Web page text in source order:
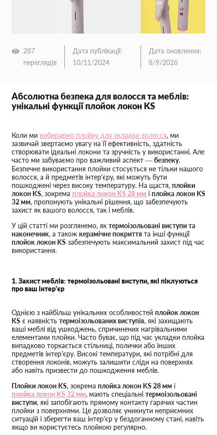
287
переглядів
Дата публікації:
10/11/2024
Дата оновлення:
8/9/2026
Абсолютна безпека для волосся та меблів:
унікальні функції плойок локон KS
Коли ми вибираємо плойку для укладки волосся, ми
зазвичай звертаємо увагу на її ефективність, здатність
створювати ідеальні локони та зручність у використанні. Але
часто ми забуваємо про важливий аспект — безпеку.
Безпечне використання плойки стосується не тільки нашого
волосся, а й предметів інтер'єру, які можуть бути
пошкоджені через високу температуру. На щастя, плойки
локон KS, зокрема плойка локон KS 28 мм і плойка локон KS
32 мм, пропонують унікальні рішення, що забезпечують
захист як вашого волосся, так і меблів.
У цій статті ми розглянемо, як термоізольовані виступи та
наконечник, а також керамічне покриття та інші функції
плойок локон KS забезпечують максимальний захист під час
використання.
1. Захист меблів: термоізольовані виступи, які піклуються
про ваш інтер'єр
Однією з найбільш унікальних особливостей плойок локон
KS є наявність термоізольованих виступів, які захищають
ваші меблі від ушкоджень, спричинених нагрівальними
елементами плойки. Часто буває, що під час укладки плойка
випадково торкається стільниці, полички або інших
предметів інтер'єру. Високі температури, які потрібні для
створення локонів, можуть залишити сліди на поверхнях
або навіть призвести до пошкодження меблів.
Плойки локон KS, зокрема плойка локон KS 28 мм і
плойка локон KS 32 мм, мають спеціальні термоізольовані
виступи, які запобігають прямому контакту гарячих частин
плойки з поверхнями. Це дозволяє уникнути неприємних
ситуацій і зберегти ваш інтер'єр у бездоганному стані, навіть
якщо ви користуєтесь плойкою регулярно.